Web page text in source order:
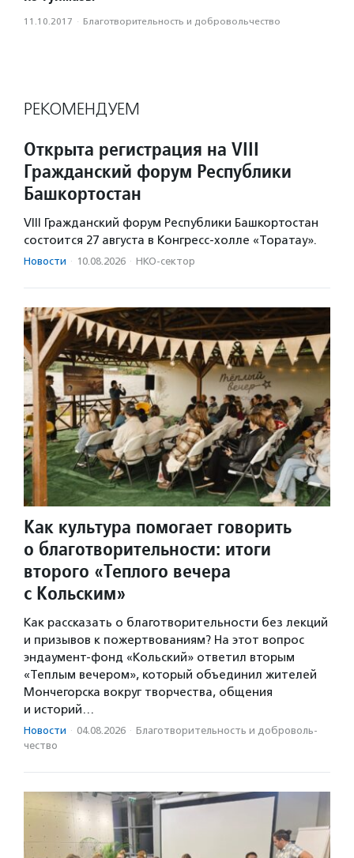
11.10.2017 · Благотвори­тель­ность и доброволь­чест­во
РЕКОМЕНДУЕМ
Открыта регистрация на VIII
Гражданский форум Республики
Башкортостан
VIII Гражданский форум Республики Башкортостан
состоится 27 августа в Конгресс-холле «Торатау».
Новости · 10.08.2026 · НКО-сектор
Как культура помогает говорить
о благотворительности: итоги
второго «Теплого вечера
с Кольским»
Как рассказать о благотворительности без лекций
и призывов к пожертвованиям? На этот вопрос
эндаумент-фонд «Кольский» ответил вторым
«Теплым вечером», который объединил жителей
Мончегорска вокруг творчества, общения
и историй…
Новости · 04.08.2026 · Благотвори­тель­ность и доброволь­
чест­во